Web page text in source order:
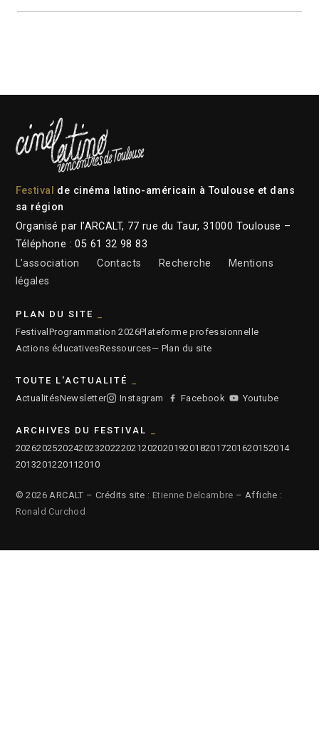
Festival
de cinéma latino-américain à Toulouse et dans
sa région
Organisé par l’ARCALT, 77 rue du Taur, 31000 Toulouse –
Téléphone : 05 61 32 98 83
L’association
Contacts Recherche
Mentions
légales
PLAN DU SITE
Festival Programmation 2026Plateforme professionnelle
Actions éducativesRessources— Plan du site
TOUTE L'ACTUALITÉ
ActualitésNewsletter Instagram Facebook Youtube
ARCHIVES DU FESTIVAL
2026202520242023202220212020201920182017201620152014
2013201220112010
© 2026 ARCALT – Crédits site : Etienne Delcambre – Affiche :
Ronald Curchod